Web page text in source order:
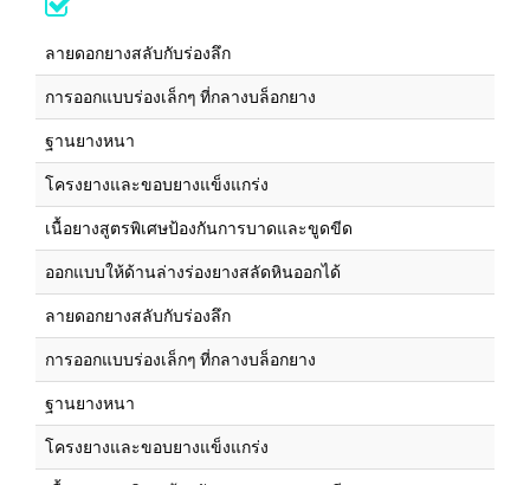
ลายดอกยางสลับกับร่องลึก
การออกแบบร่องเล็กๆ ที่กลางบล็อกยาง
ฐานยางหนา
โครงยางและขอบยางแข็งแกร่ง
เนื้อยางสูตรพิเศษป้องกันการบาดและขูดขีด
ออกแบบให้ด้านล่างร่องยางสลัดหินออกได้
ลายดอกยางสลับกับร่องลึก
การออกแบบร่องเล็กๆ ที่กลางบล็อกยาง
ฐานยางหนา
โครงยางและขอบยางแข็งแกร่ง